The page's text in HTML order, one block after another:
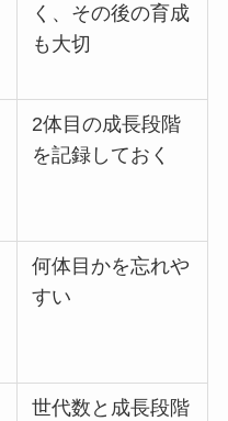
く、その後の育成
も大切
2体目の成長段階
を記録しておく
何体目かを忘れや
すい
世代数と成長段階